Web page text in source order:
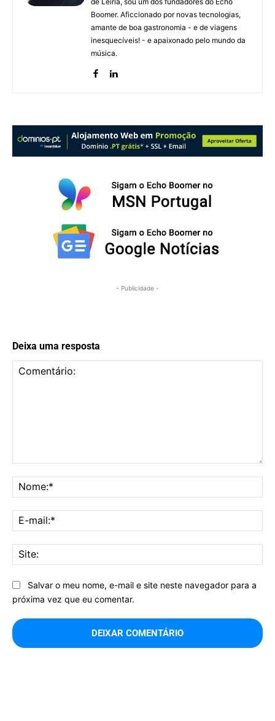
Boomer. Aficcionado por novas tecnologias,
amante de boa gastronomia - e de viagens
inesquecíveis! - e apaixonado pelo mundo da
música.
- Publicidade -
Deixa uma resposta
Salvar o meu nome, e-mail e site neste navegador para a
próxima vez que eu comentar.